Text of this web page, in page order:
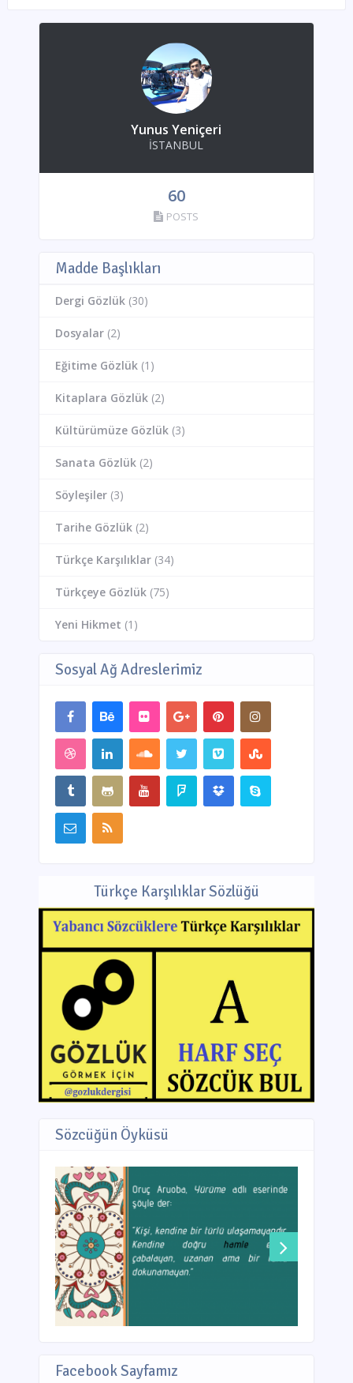
Yunus Yeniçeri
İSTANBUL
60
POSTS
Madde Başlıkları
Dergi Gözlük(30)
Dosyalar(2)
Eğitime Gözlük(1)
Kitaplara Gözlük(2)
Kültürümüze Gözlük(3)
Sanata Gözlük(2)
Söyleşiler(3)
Tarihe Gözlük(2)
Türkçe Karşılıklar(34)
Türkçeye Gözlük(75)
Yeni Hikmet (1)
Sosyal Ağ Adreslerimiz
Türkçe Karşılıklar Sözlüğü
Sözcüğün Öyküsü
Facebook Sayfamız